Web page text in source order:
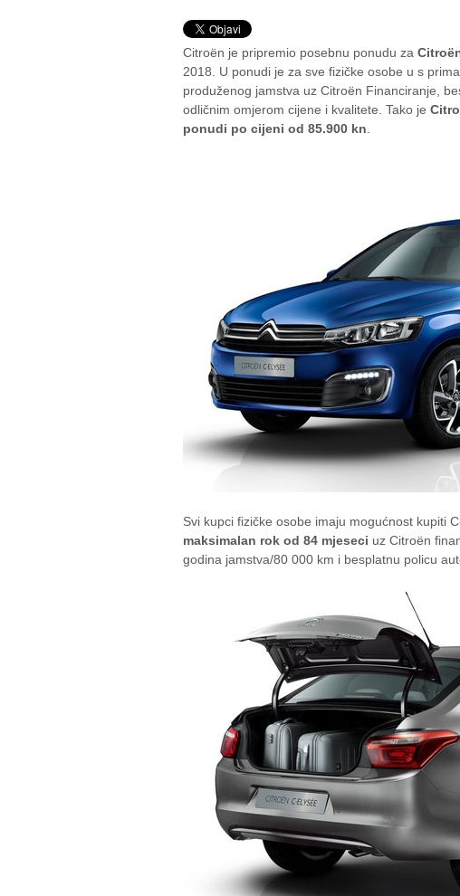
Citroën je pripremio posebnu ponudu za
2018. U ponudi je za sve fizičke osobe u s
produženog jamstva uz Citroën Financiranje,
odličnim omjerom cijene i kvalitete. Tako je
ponudi po cijeni od 85.900 kn
Svi kupci fizičke osobe imaju mogućnost kupiti
maksimalan rok od 84 mjeseci uz Citroën
godina jamstva/80 000 km i besplatnu policu